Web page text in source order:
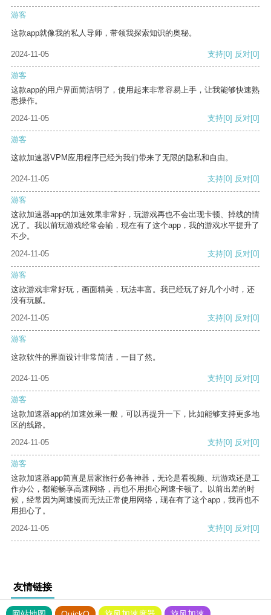
游客
这款app就像我的私人导师，带领我探索知识的奥秘。
2024-11-05 支持[0] 反对[0]
游客
这款app的用户界面简洁明了，使用起来非常容易上手，让我能够快速熟
悉操作。
2024-11-05
支持[0] 反对[0]
游客
这款加速器VPM应用程序已经为我们带来了无限的隐私和自由。
2024-11-05 支持[0] 反对[0]
游客
这款加速器app的加速效果非常好，玩游戏再也不会出现卡顿、掉线的情
况了。我以前玩游戏经常会输，现在有了这个app，我的游戏水平提升了
不少。
2024-11-05
支持[0] 反对[0]
游客
这款游戏非常好玩，画面精美，玩法丰富。我已经玩了好几个小时，还
没有玩腻。
2024-11-05
支持[0] 反对[0]
游客
这款软件的界面设计非常简洁，一目了然。
2024-11-05 支持[0] 反对[0]
游客
这款加速器app的加速效果一般，可以再提升一下，比如能够支持更多地
区的线路。
2024-11-05
支持[0] 反对[0]
游客
这款加速器app简直是居家旅行必备神器，无论是看视频、玩游戏还是工
作办公，都能畅享高速网络，再也不用担心网速卡顿了。以前出差的时
候，经常因为网速慢而无法正常使用网络，现在有了这个app，我再也不
用担心了。
2024-11-05
支持[0] 反对[0]
友情链接